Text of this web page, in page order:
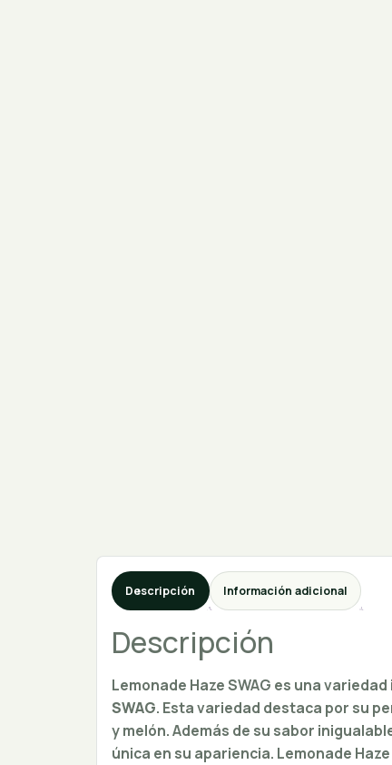
Descripción Información adicional
Descripción
Lemonade Haze SWAG es una
SWAG. Esta variedad destaca por su
y melón. Además de su sabor
única en su apariencia. Lemonade